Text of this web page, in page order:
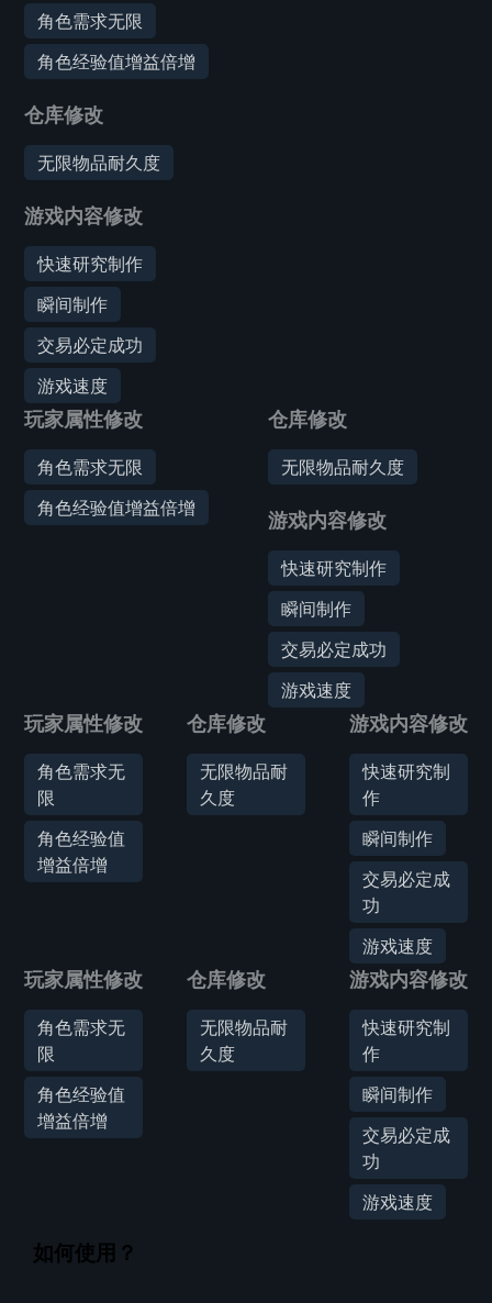
角色需求无限
角色经验值增益倍增
仓库修改
无限物品耐久度
游戏内容修改
快速研究制作
瞬间制作
交易必定成功
游戏速度
玩家属性修改
角色需求无限
角色经验值增益倍增
仓库修改
无限物品耐久度
游戏内容修改
快速研究制作
瞬间制作
交易必定成功
游戏速度
玩家属性修改
角色需求无
限
角色经验值
增益倍增
仓库修改
无限物品耐
久度
游戏内容修改
快速研究制
作
瞬间制作
交易必定成
功
游戏速度
玩家属性修改
角色需求无
限
角色经验值
增益倍增
仓库修改
无限物品耐
久度
游戏内容修改
快速研究制
作
瞬间制作
交易必定成
功
游戏速度
如何使用？